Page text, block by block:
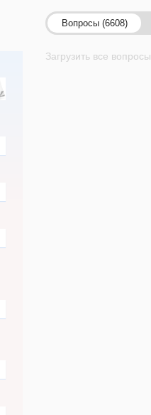
Вопросы (6608)
Загрузить все вопросы